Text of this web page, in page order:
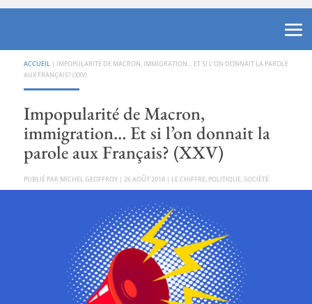
ACCUEIL | IMPOPULARITÉ DE MACRON, IMMIGRATION… ET SI L’ON DONNAIT LA PAROLE
AUX FRANÇAIS? (XXV)
Impopularité de Macron,
immigration… Et si l’on donnait la
parole aux Français? (XXV)
PAR MICHEL GEOFFROY| 26 AOÛT 2018| LE CHIFFRE, POLITIQUE, SOCIÉTÉ